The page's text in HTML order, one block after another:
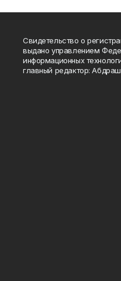
Свидетельство о
выдано управлением
информационных
главный редактор: